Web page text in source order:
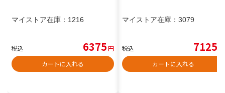
マイストア在庫： 1216
税込 6375円
カートに入れる
マイストア在庫： 3079
税込 7125
カートに入れる